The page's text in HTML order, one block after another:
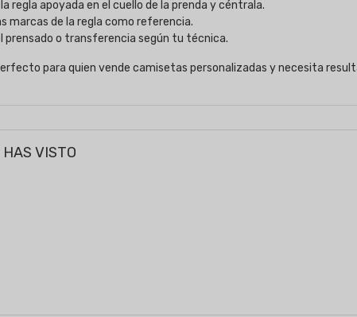
regla apoyada en el cuello de la prenda y céntrala.
marcas de la regla como referencia.
prensado o transferencia según tu técnica.
para quien vende camisetas personalizadas y necesita
HAS VISTO